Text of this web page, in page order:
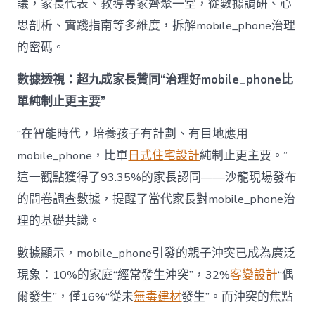
空
間
設
成
為
東
西”，
而
非
“家
庭
中
議，家長代表、教導專家齊聚一堂，從數據調研、心
思剖析、實踐指南等多維度，拆解mobile_phone治理
的密碼。
數據透視：超九成家長贊同“治理好mobile_phone比
單純制止更主要”
“在智能時代，培養孩子有計劃、有目地應用
mobile_phone，比單日式住宅設計純制止更主要。”
這一觀點獲得了93.35%的家長認同——沙龍現場發布
的問卷調查數據，提醒了當代家長對mobile_phone治
理的基礎共識。
數據顯示，mobile_phone引發的親子沖突已成為廣泛
現象：10%的家庭“經常發生沖突”，32%客變設計“偶
爾發生”，僅16%“從未無毒建材發生”。而沖突的焦點